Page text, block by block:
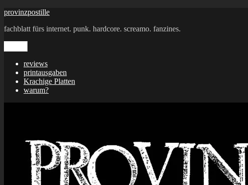
Zum
springen
provinzpostille
fachblatt fürs internet. punk. hardcore. screamo. fanzines.
reviews
printausgaben
Krachige Platten
warum?